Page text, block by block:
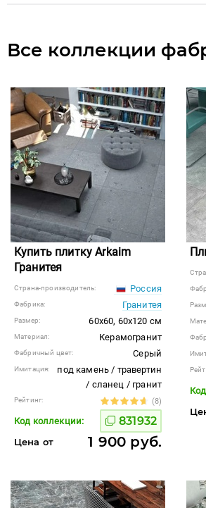
Все коллекции
Купить плитку Arkaim
Гранитея
Страна-производитель: Россия
Фабрика: Гранитея
Размер: 60x60, 60x120 см
Материал: Керамогранит
Фабричный цвет: Серый
Имитация:
под камень / травертин
/ сланец / гранит
Рейтинг: (8)
Код коллекции: 831932
Цена от 1 900 руб.